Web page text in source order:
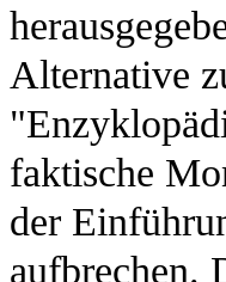
Alternative
faktische
der
aufbrechen.